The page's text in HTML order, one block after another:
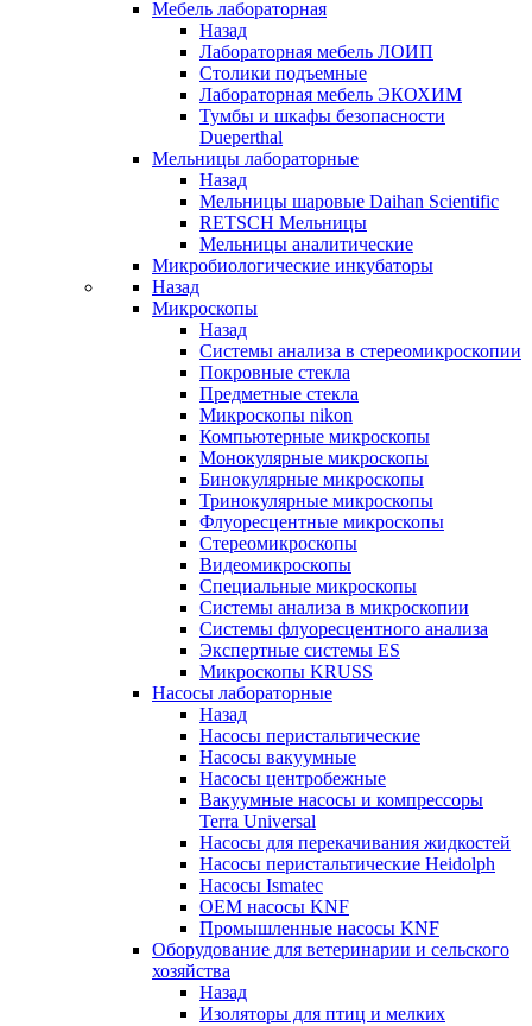
Мебель лабораторная
Назад
Лабораторная мебель ЛОИП
Столики подъемные
Лабораторная мебель ЭКОХИМ
Тумбы и шкафы безопасности
Dueperthal
Мельницы лабораторные
Назад
Мельницы шаровые Daihan Scientific
RETSCH Мельницы
Мельницы аналитические
Микробиологические инкубаторы
Назад
Микроскопы
Назад
Системы анализа в стереомикроскопии
Покровные стекла
Предметные стекла
Микроскопы nikon
Компьютерные микроскопы
Монокулярные микроскопы
Бинокулярные микроскопы
Тринокулярные микроскопы
Флуоресцентные микроскопы
Стереомикроскопы
Видеомикроскопы
Специальные микроскопы
Системы анализа в микроскопии
Системы флуоресцентного анализа
Экспертные системы ES
Микроскопы KRUSS
Насосы лабораторные
Назад
Насосы перистальтические
Насосы вакуумные
Насосы центробежные
Вакуумные насосы и компрессоры
Terra Universal
Насосы для перекачивания жидкостей
Насосы перистальтические Heidolph
Насосы Ismatec
OEM насосы KNF
Промышленные насосы KNF
Оборудование для ветеринарии и сельского
хозяйства
Назад
Изоляторы для птиц и мелких